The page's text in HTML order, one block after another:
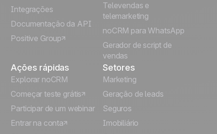
Italiano
Deutsch
Integrações
Documentação da API
Positive Group
Televendas e
telemarketing
noCRM para WhatsApp
Gerador de script de
vendas
Ações rápidas
Explorar noCRM
Começar teste grátis
Participar de um webinar
Entrar na conta
Setores
Marketing
Geração de leads
Seguros
Imobiliário